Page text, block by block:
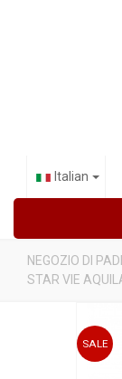
Italian
SCARPE PADEL
NEGOZIO DI
STAR VIE
SALE